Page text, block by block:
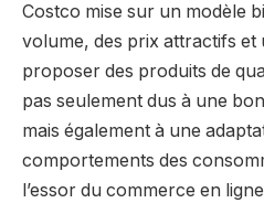
Costco mise sur un modèle
volume, des prix attractifs et
proposer des produits de
pas seulement dus à une
mais également à une
comportements des
l’essor du commerce en